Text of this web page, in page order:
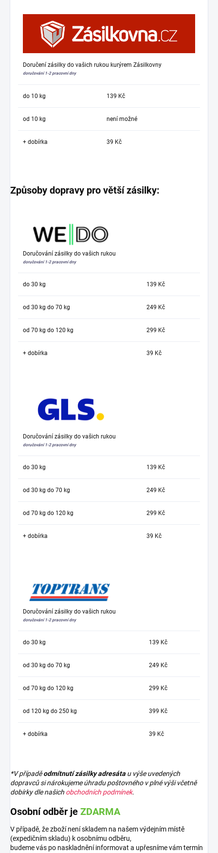
Doručení zásilky do vašich rukou kurýrem Zásilkovny
doručování 1-2 pracovní dny
do 10 kg 139 Kč
od 10 kg není možné
+ dobírka 39 Kč
Způsoby dopravy pro větší zásilky:
Doručování zásilky do vašich rukou
doručování 1-2 pracovní dny
do 30 kg 139 Kč
od 30 kg do 70 kg 249 Kč
od 70 kg do 120 kg 299 Kč
+ dobírka 39 Kč
Doručování zásilky do vašich rukou
doručování 1-2 pracovní dny
do 30 kg 139 Kč
od 30 kg do 70 kg 249 Kč
od 70 kg do 120 kg 299 Kč
+ dobírka 39 Kč
Doručování zásilky do vašich rukou
doručování 1-2 pracovní dny
do 30 kg 139 Kč
od 30 kg do 70 kg 249 Kč
od 70 kg do 120 kg 299 Kč
od 120 kg do 250 kg 399 Kč
+ dobírka 39 Kč
*V případěodmítnutí zásilky adresáta u výše uvedených
dopravců si nárokujeme úhradu poštovného v plné výši včetně
dobírky dle našich obchodních podmínek.
Osobní odběr je ZDARMA
V případě, že zboží není skladem na našem výdejním místě
(expedičním skladu) k osobnímu odběru,
budeme vás po naskladnění informovat a upřesníme vám termín